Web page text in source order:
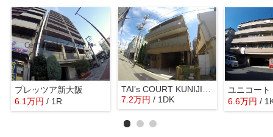
プレッツア新大阪
6.1万円 / 1R
7.2万円 / 1DK
ユニコート
6.6万円 /